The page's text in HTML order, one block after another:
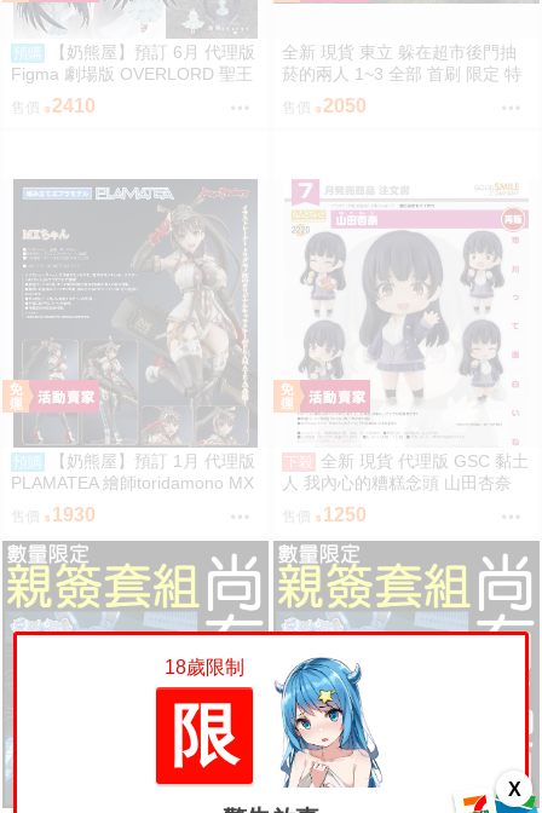
X
預購
【奶熊屋】預訂 6月 代理版
Figma 劇場版 OVERLORD 聖王
國篇 雅兒貝德 0916
2410
全新 現貨 東立 躲在超市後門抽
菸的兩人 1~3 全部 首刷 限定 特
裝 地主 佐佐木 山田 田山 1到3集
2050
預購
【奶熊屋】預訂 1月 代理版
PLAMATEA 繪師toridamono MX
醬 組裝模型 0905
售價 1930
下殺
全新 現貨 代理版 GSC 黏土
人 我內心的糟糕念頭 山田杏奈
售價 1250
18歲限制
限